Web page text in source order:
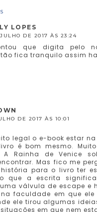
LOPES
DE 2017 ÀS 23:24
que digita pelo
fica tranquilo assim
DE 2017 ÀS 10:01
legal o e-book estar na
é bom mesmo.
A Rainha de Venice
Mas fico me
para o livro ter
que a escrita
válvula de escape e
faculdade em que ele
ele tirou algumas
em que nem